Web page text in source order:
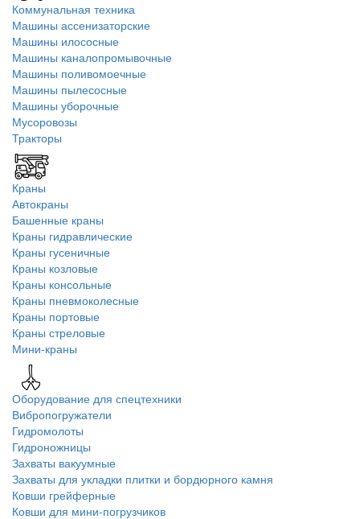
Коммунальная техника
Машины ассенизаторские
Машины илососные
Машины каналопромывочные
Машины поливомоечные
Машины пылесосные
Машины уборочные
Мусоровозы
Тракторы
Краны
Автокраны
Башенные краны
Краны гидравлические
Краны гусеничные
Краны козловые
Краны консольные
Краны пневмоколесные
Краны портовые
Краны стреловые
Мини-краны
Оборудование для спецтехники
Вибропогружатели
Гидромолоты
Гидроножницы
Захваты вакуумные
Захваты для укладки плитки и бордюрного камня
Ковши грейферные
Ковши для мини-погрузчиков